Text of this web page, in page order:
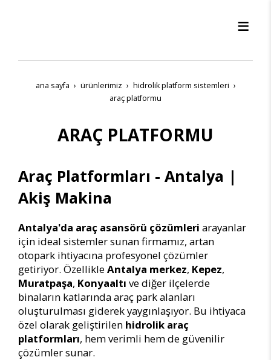
ana sayfa ürünleri̇mi̇z
hi̇droli̇k platform si̇stemleri̇
araç platformu
ARAÇ PLATFORMU
Araç Platformları - Antalya |
Akiş Makina
Antalya'da araç asansörü çözümleri arayanlar
için ideal sistemler sunan firmamız, artan
otopark ihtiyacına profesyonel çözümler
getiriyor. ÖzellikleAntalya merkez, Kepez,
Muratpaşa, Konyaaltı ve diğer ilçelerde
binaların katlarında araç park alanları
oluşturulması giderek yaygınlaşıyor. Bu ihtiyaca
özel olarak geliştirilen hidrolik araç
platformları, hem verimli hem de güvenilir
çözümler sunar.